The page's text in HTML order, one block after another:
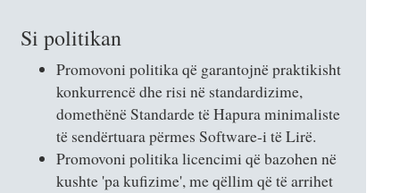
Si politikan
Promovoni politika që garantojnë praktikisht
konkurrencë dhe risi në standardizime,
domethënë Standarde të Hapura minimaliste
të sendërtuara përmes Software-i të Lirë.
Promovoni politika licencimi që bazohen në
kushte 'pa kufizime', me qëllim që të arrihet